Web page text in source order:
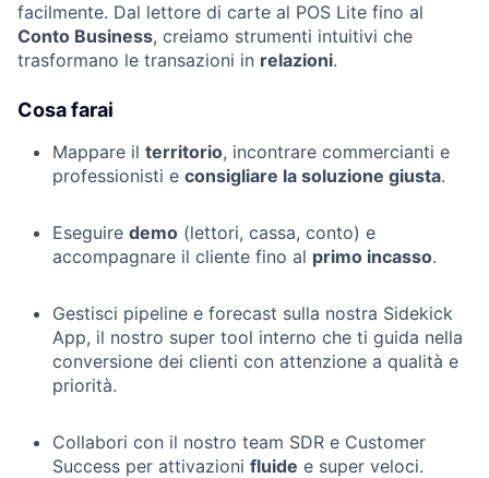
facilmente. Dal lettore di carte al POS Lite fino al
Conto Business, creiamo strumenti intuitivi che
trasformano le transazioni in relazioni.
Cosa farai
Mappare il territorio, incontrare commercianti e
professionisti e consigliare la soluzione giusta.
Eseguire demo (lettori, cassa, conto) e
accompagnare il cliente fino al primo incasso.
Gestisci pipeline e forecast sulla nostra Sidekick
App, il nostro super tool interno che ti guida nella
conversione dei clienti con attenzione a qualità e
priorità.
Collabori con il nostro team SDR e Customer
Success per attivazioni fluide e super veloci.